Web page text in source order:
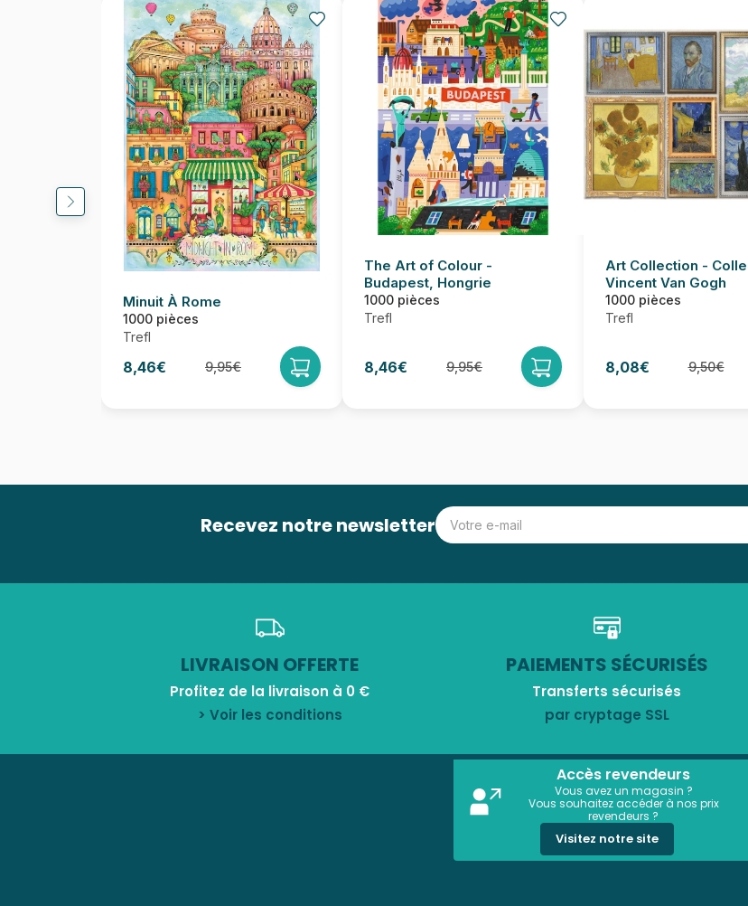
Minuit À Rome
1000 pièces
Trefl
8,46€ 9,95€
The Art of Colour -
Budapest, Hongrie
1000 pièces
Trefl
8,46€ 9,95€
Art Collection -
Vincent Van Gogh
1000 pièces
Trefl
8,08€ 9,50€
Recevez notre newsletter
LIVRAISON OFFERTE
Profitez de la livraison à 0 €
> Voir les conditions
PAIEMENTS SÉCURISÉS
Transferts sécurisés
par cryptage SSL
Accès revendeurs
Vous avez un magasin ?
Vous souhaitez accéder à nos prix
revendeurs ?
Visitez notre site